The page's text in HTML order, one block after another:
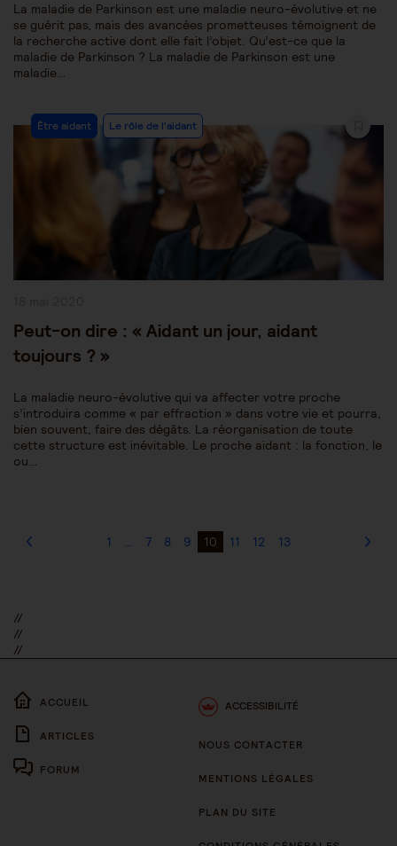
La maladie de Parkinson est une maladie neuro-évolutive et ne
se guérit pas, mais des avancées prometteuses témoignent de
la recherche active dont elle fait l’objet. Qu’est-ce que la
maladie de Parkinson ? La maladie de Parkinson est une
maladie…
Post
Category:
Être aidant Le rôle de l'aidant
Peut-on dire : « Aidant un jour, aidant
toujours ? »
La maladie neuro-évolutive qui va affecter votre proche
s’introduira comme « par effraction » dans votre vie et pourra,
bien souvent, faire des dégâts. La réorganisation de toute
cette structure est inévitable. Le proche aidant : la fonction, le
ou…
1 … 7 8 9 10 11 12 13
//
//
//
ACCUEIL
ARTICLES
FORUM
ACCESSIBILITÉ
NOUS CONTACTER
MENTIONS LÉGALES
PLAN DU SITE